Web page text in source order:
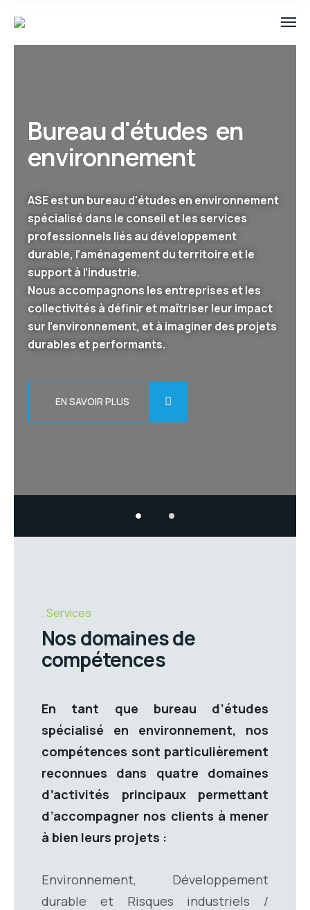
Bureau d'études en
environnement
ASE est un bureau d'études en environnement
spécialisé dans le conseil et les services
professionnels liés au développement
durable, l’aménagement du territoire et le
support à l’industrie.
Nous accompagnons les entreprises et les
collectivités à définir et maîtriser leur impact
sur l’environnement, et à imaginer des projets
durables et performants.
EN SAVOIR PLUS
Services
Nos domaines de
compétences
En tant que bureau d’études
spécialisé en environnement, nos
compétences sont particulièrement
reconnues dans quatre domaines
d’activités principaux permettant
d’accompagner nos clients à mener
à bien leurs projets :
Environnement, Développement
durable et Risques industriels /